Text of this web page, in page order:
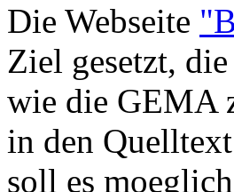
Die Webseite
Ziel gesetzt,
wie die GEMA
in den
soll es